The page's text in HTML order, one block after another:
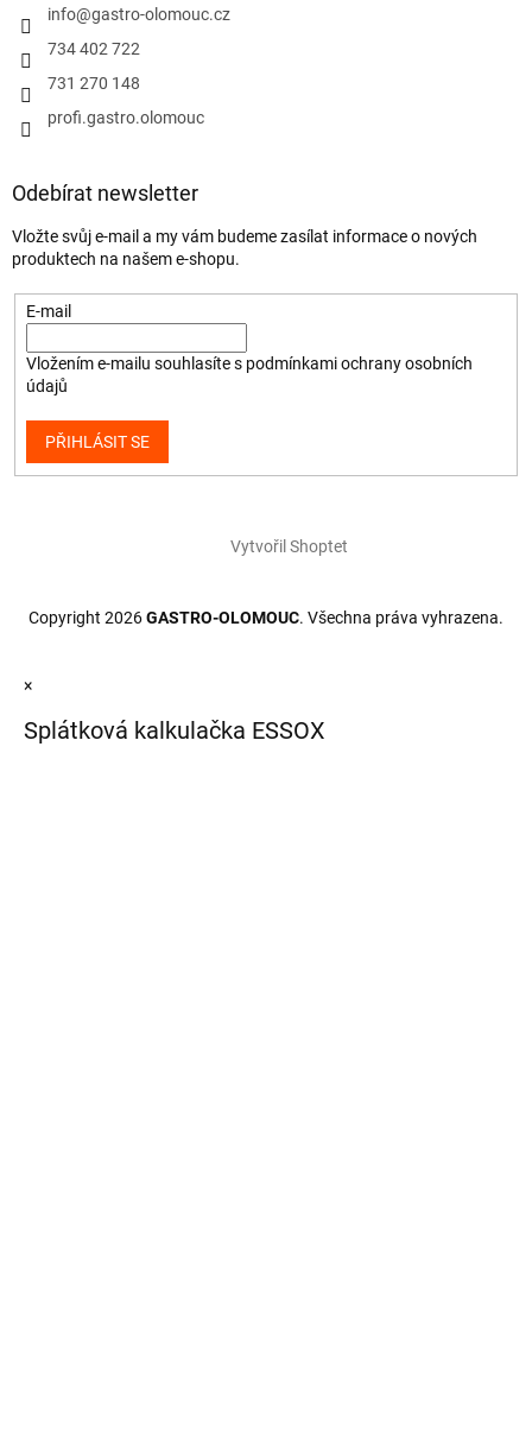
info@gastro-olomouc.cz
734 402 722
731 270 148
profi.gastro.olomouc
Odebírat newsletter
Vložte svůj e-mail a my vám budeme zasílat informace o nových
produktech na našem e-shopu.
E-mail
Vložením e-mailu souhlasíte s podmínkami ochrany osobních
údajů
PŘIHLÁSIT SE
Vytvořil Shoptet
Copyright 2026GASTRO-OLOMOUC. Všechna práva vyhrazena.
×
Splátková kalkulačka ESSOX